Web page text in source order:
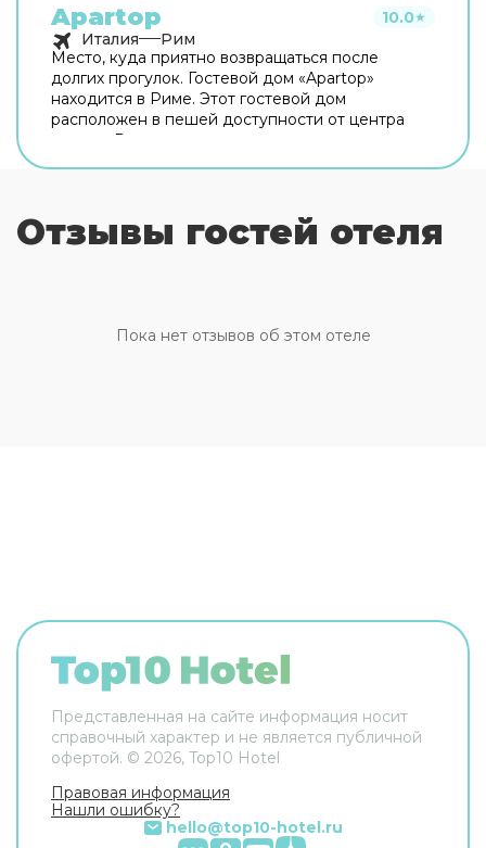
Apartop 10.0★
Италия
Рим
Место, куда приятно возвращаться после
долгих прогулок. Гостевой дом «Apartop»
находится в Риме. Этот гостевой дом
расположен в пешей доступности от центра
города. Рядом с гостевым домом можно
В гостевом доме есть бесплатный Wi-Fi. Для
путешественников на машине организована
передвижения возможна организация
трансфера. Доступная среда: работает лифт. А
Отзывы гостей отеля
Пока нет отзывов об этом отеле
Представленная на сайте информация носит
справочный характер и не является публичной
офертой. © 2026, Top10 Hotel
Правовая информация
Нашли ошибку?
hello@top10-hotel.ru